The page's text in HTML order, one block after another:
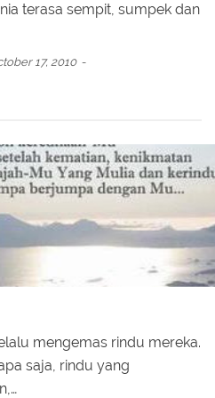
terasa sempit, sumpek dan
17, 2010
mengemas rindu mereka.
saja, rindu yang